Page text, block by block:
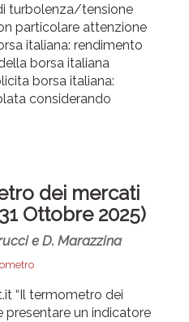
turbolenza/tensione
particolare attenzione
italiana: rendimento
borsa italiana
borsa italiana:
considerando
dei mercati
Ottobre 2025)
e D. Marazzina
“Il termometro dei
presentare un indicatore